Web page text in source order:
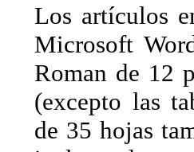
Los artículos
Microsoft
Roman de 12
(excepto las
de 35 hojas